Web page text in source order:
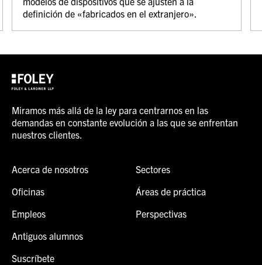
definición de «fabricados en el extranjero».
Miramos más allá de la ley para centrarnos en las
demandas en constante evolución a las que se enfrentan
nuestros clientes.
Acerca de nosotros
Oficinas
Empleos
Antiguos alumnos
Suscríbete
Sectores
Áreas de práctica
Perspectivas